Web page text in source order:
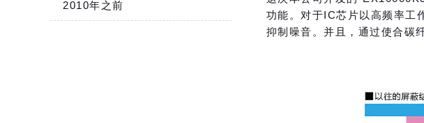
功能。对于IC芯片以高频率工
抑制噪音。并且，通过使合碳
2010年之前